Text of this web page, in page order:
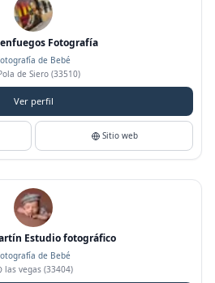
Fotografía
de Bebé
de Siero (33510)
Ver perfil
Sitio web
Estudio fotográfico
de Bebé
las vegas (33404)